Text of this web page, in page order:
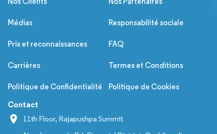
Médias Responsabilité sociale
Prix et reconnaissances FAQ
Carrières Termes et Conditions
Politique de Confidentialité Politique de Cookies
Contact
11th Floor, Rajapushpa Summit